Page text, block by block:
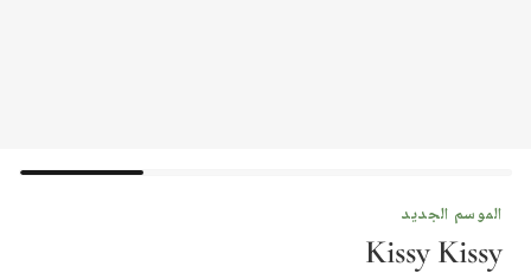
الموسم الجديد
Kissy Kissy